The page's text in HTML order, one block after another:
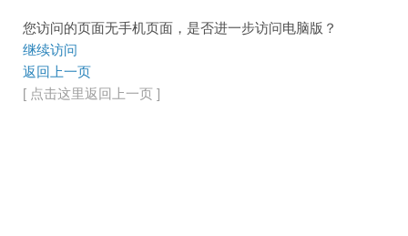
您访问的页面无手机页面，是否进一步访问电脑版？
继续访问
返回上一页
[ 点击这里返回上一页 ]